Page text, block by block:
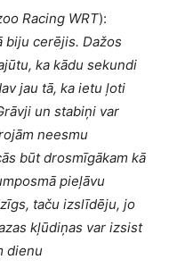
Racing WRT):
biju cerējis. Dažos
ka kādu sekundi
jau tā, ka ietu ļoti
un stabiņi var
neesmu
būt drosmīgākam kā
pieļāvu
taču izslīdēju, jo
kļūdiņas var izsist
dienu